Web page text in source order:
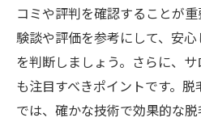
コミや評判を確認することが
験談や評価を参考にして、安
を判断しましょう。さらに、
も注目すべきポイントです。
では、確かな技術で効果的な